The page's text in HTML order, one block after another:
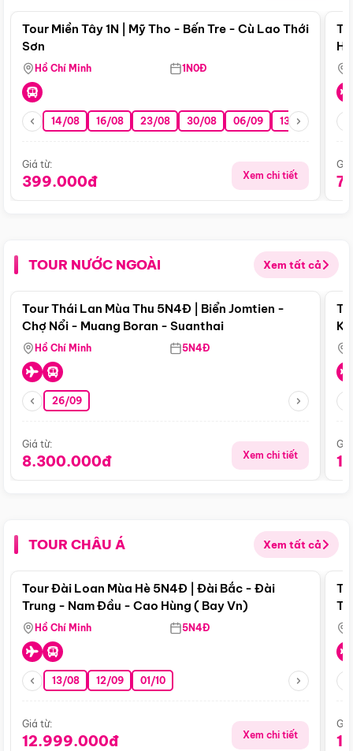
Tour Miền Tây 1N | Mỹ Tho - Bến Tre - Cù Lao Thới
Sơn
Hồ Chí Minh 1N0Đ
14/08 16/08 23/08 30/08 06/09 13/09 20/09
Giá từ:
399.000đ Xem chi tiết
TOUR NƯỚC NGOÀI Xem tất cả
Điểm nổi bật
Tour Thái Lan Mùa Thu 5N4Đ | Biển Jomtien -
Chợ Nổi - Muang Boran - Suanthai
Hồ Chí Minh 5N4Đ
26/09
Giá từ:
8.300.000đ Xem chi tiết
TOUR CHÂU Á Xem tất cả
Điểm nổi bật
Tour Đài Loan Mùa Hè 5N4Đ | Đài Bắc - Đài
Trung - Nam Đầu - Cao Hùng ( Bay Vn)
Hồ Chí Minh 5N4Đ
13/08 12/09 01/10
Giá từ:
12.999.000đ Xem chi tiết